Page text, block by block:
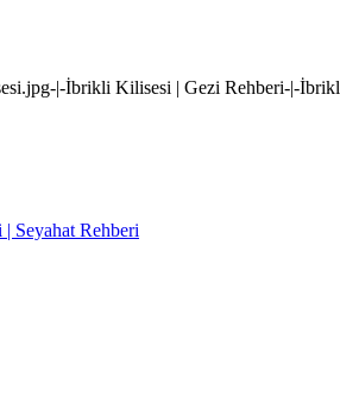
|-İbrikli Kilisesi | Gezi Rehberi-|-